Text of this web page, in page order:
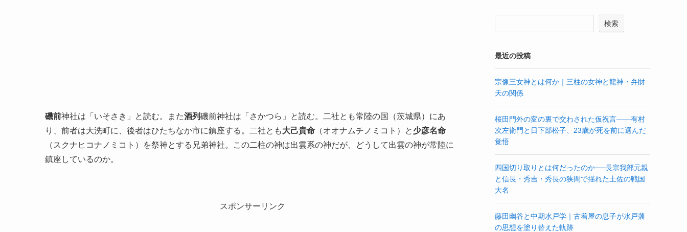
磯前神社は「いそさき」と読む。また酒列磯前神社は「さかつら」と読む。二社とも常陸の国（茨城県）にあ
り、前者は大洗町に、後者はひたちなか市に鎮座する。二社とも大己貴命 （オオナムチノミコト）と 少彦名命
（スクナヒコナノミコト）を祭神とする兄弟神社。この二柱の神は出雲系の神だが、どうして出雲の神が常陸に
鎮座しているのか。
スポンサーリンク
検索
最近の投稿
宗像三女神とは何か｜三柱の女神と龍神・弁財
天の関係
桜田門外の変の裏で交わされた仮祝言——有村
次左衛門と日下部松子、23歳が死を前に選んだ
覚悟
四国切り取りとは何だったのか──長宗我部元親
と信長・秀吉・秀長の狭間で揺れた土佐の戦国
大名
藤田幽谷と中期水戸学｜古着屋の息子が水戸藩
の思想を塗り替えた軌跡